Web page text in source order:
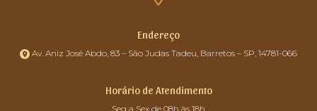
Endereço
Av. Aniz José Abdo, 83 – São Judas Tadeu, Barretos – SP, 14781-066
Horário de Atendimento
Seg a Sex de 08h às 18h